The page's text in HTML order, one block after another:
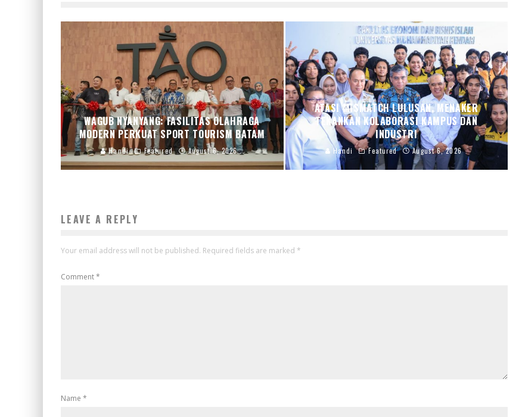
WAGUB NYANYANG: FASILITAS OLAHRAGA
MODERN PERKUAT SPORT TOURISM BATAM
Handi Featured August 6, 2026
ATASI MISMATCH LULUSAN, MENAKER
TEKANKAN KOLABORASI KAMPUS DAN
INDUSTRI
Handi Featured August 6, 2026
LEAVE A REPLY
Your email address will not be published. Required fields are marked *
Comment*
Name *